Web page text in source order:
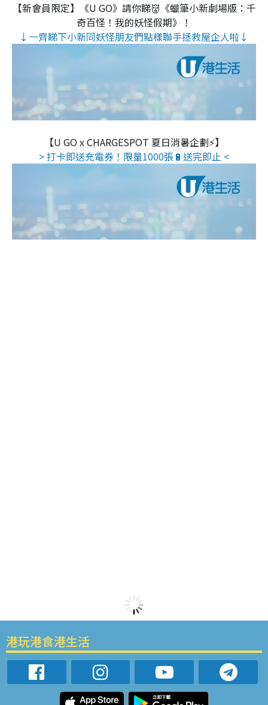
【新會員限定】《U GO》請你睇👹《蠟筆小新劇場版：千
奇百怪！我的妖怪假期》！
↓一齊睇下小新同妖怪朋友們點樣聯手拯救屋企人啦↓
【U GO x CHARGESPOT 夏日消暑企劃⚡】
> 打卡即送充電券！限量1000張🔋送完即止 <
港玩港食港生活